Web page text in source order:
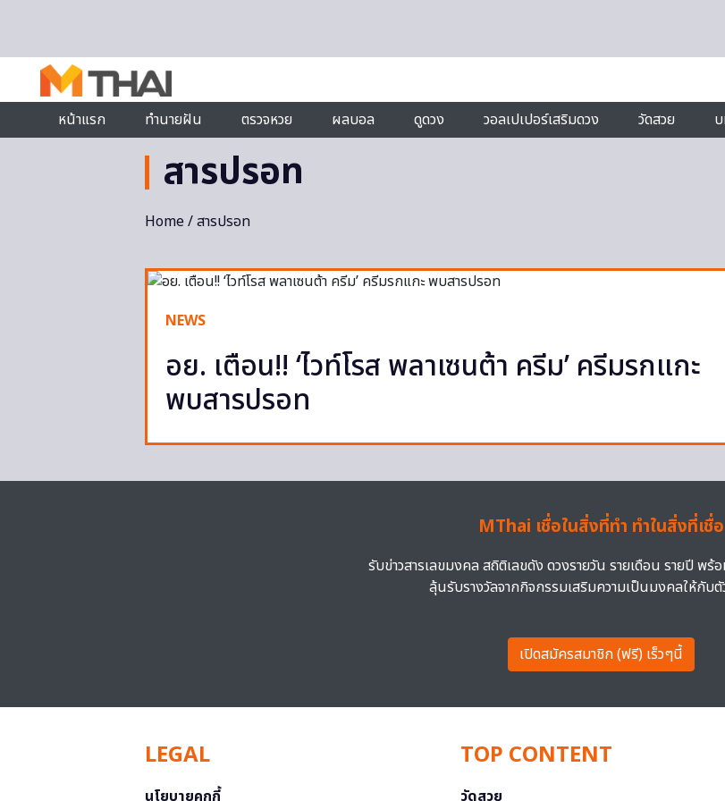
หน้าแรก
ทำนายฝัน ตรวจหวย ผลบอล ดูดวง วอลเปเปอร์เสริมดวง วัดสวย
สารปรอท
Home/ สารปรอท
NEWS
อย. เตือน!! ‘ไวท์โรส พลาเซนต้า ครีม’ ครีมรกแกะ
พบสารปรอท
MThai เชื่อในสิ่งที่ทำ ทำในสิ่งที่เชื่อ
รับข่าวสารเลขมงคล สถิติเลขดัง ดวงรายวัน รายเดือน รายปี พร้
ลุ้นรับรางวัลจากกิจกรรมเสริมความเป็นมงคลให้กับตั
เปิดสมัครสมาชิก (ฟรี) เร็วๆนี้
LEGAL
นโยบายคุกกี้
TOP CONTENT
วัดสวย